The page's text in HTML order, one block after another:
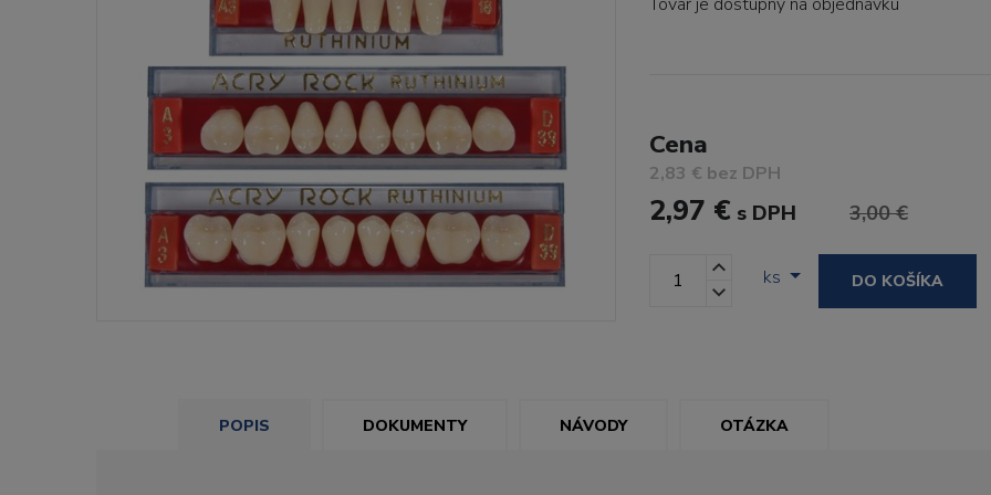
Cena
2,83 € bez DPH
2,97 € s DPH 3,00 €
ks DO KOŠÍKA
POPIS DOKUMENTY NÁVODY OTÁZKA